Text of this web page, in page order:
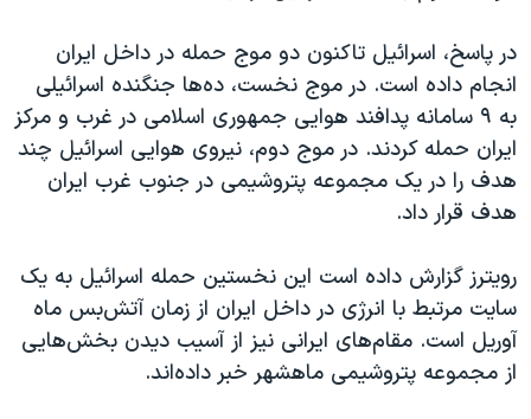
در پاسخ، اسرائیل تاکنون دو موج حمله در داخل ایران
انجام داده است. در موج نخست، ده‌ها جنگنده اسرائیلی
به ۹ سامانه پدافند هوایی جمهوری اسلامی در غرب و مرکز
ایران حمله کردند. در موج دوم، نیروی هوایی اسرائیل چند
هدف را در یک مجموعه پتروشیمی در جنوب غرب ایران
هدف قرار داد.
رویترز گزارش داده است این نخستین حمله اسرائیل به یک
سایت مرتبط با انرژی در داخل ایران از زمان آتش‌بس ماه
آوریل است. مقام‌های ایرانی نیز از آسیب دیدن بخش‌هایی
از مجموعه پتروشیمی ماهشهر خبر داده‌اند.